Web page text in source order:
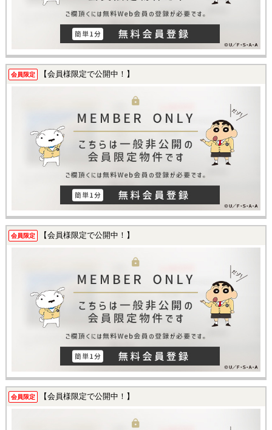
会員限定 【会員様限定で公開中！】
会員限定 【会員様限定で公開中！】
会員限定 【会員様限定で公開中！】